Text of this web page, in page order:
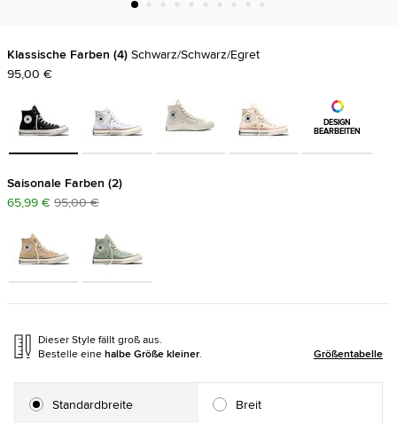
Klassische Farben 4 Schwarz/Schwarz/Egret
95,00 €
DESIGN
BEARBEITEN
Saisonale Farben 2
65,99 € 95,00 €
Dieser Style fällt groß aus.
Bestelle einehalbe Größe kleiner. Größentabelle
Standardbreite Breit